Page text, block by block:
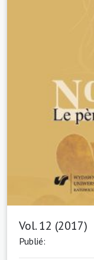
Vol. 12 (2017)
Publié: